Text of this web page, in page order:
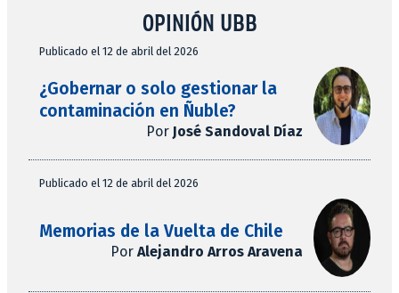
OPINIÓN UBB
Publicado el 12 de abril del 2026
¿Gobernar o solo gestionar la
contaminación en Ñuble?
Por José Sandoval Díaz
Publicado el 12 de abril del 2026
Memorias de la Vuelta de Chile
Por Alejandro Arros Aravena